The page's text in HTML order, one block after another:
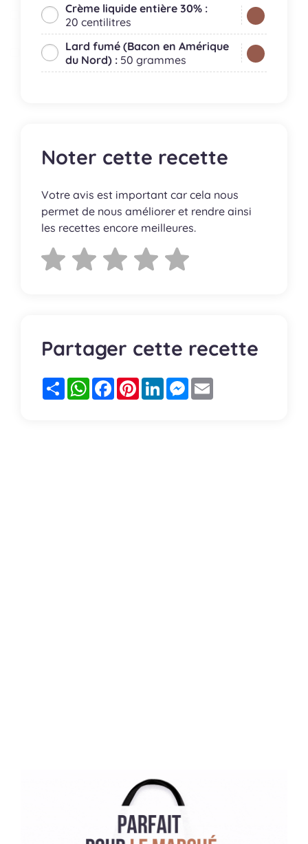
Crème liquide entière 30% :
20 centilitres
Lard fumé (Bacon en Amérique
du Nord) : 50 grammes
Noter cette recette
Votre avis est important car cela nous
permet de nous améliorer et rendre ainsi
les recettes encore meilleures.
Partager cette recette
PartagerWhatsApp
FacebookPinterestLinkedInMessenger